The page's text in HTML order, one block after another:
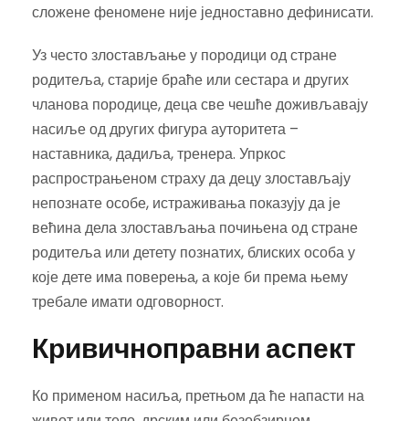
сложене феномене није једноставно дефинисати.
Уз често злостављање у породици од стране
родитеља, старије браће или сестара и других
чланова породице, деца све чешће доживљавају
насиље од других фигура ауторитета –
наставника, дадиља, тренера. Упркос
распрострањеном страху да децу злостављају
непознате особе, истраживања показују да је
већина дела злостављања почињена од стране
родитеља или детету познатих, блиских особа у
које дете има поверења, а које би према њему
требале имати одговорност.
Кривичноправни аспект
Ко применом насиља, претњом да ће напасти на